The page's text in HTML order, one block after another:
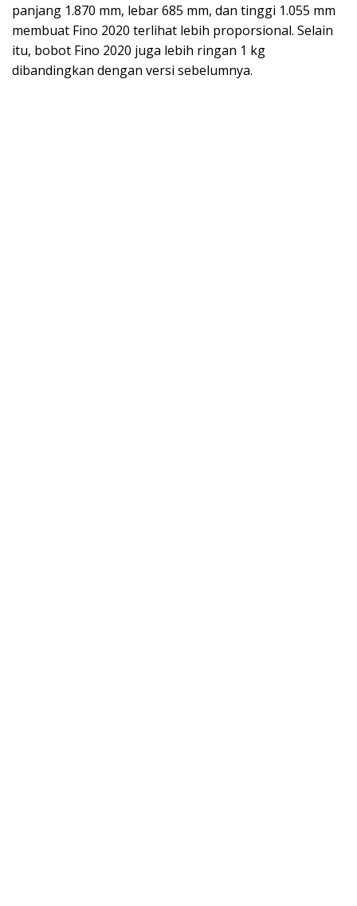
panjang 1.870 mm, lebar 685 mm, dan tinggi 1.055 mm
membuat Fino 2020 terlihat lebih proporsional. Selain
itu, bobot Fino 2020 juga lebih ringan 1 kg
dibandingkan dengan versi sebelumnya.